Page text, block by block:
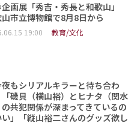
画展「秀吉・秀長と和歌山」
市立博物館で8月8日から
19:00 教育/文化
夜もシリアルキラーと待ち合わ
磯貝（横山裕）とヒナタ（関水
共犯関係が深まってきているの
い」「縦山裕二さんのグッズ欲し